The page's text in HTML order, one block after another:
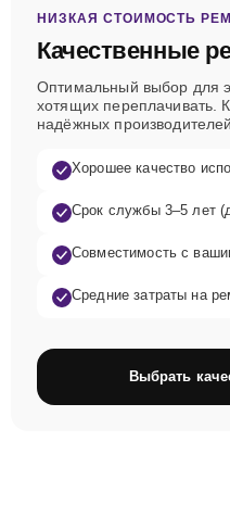
НИЗКАЯ СТОИМОСТЬ
Качественные
Оптимальный выбор для
хотящих переплачивать.
надёжных
Хорошее качество
Срок службы 3–5 лет
Совместимость с
Средние затраты на
Выбрать